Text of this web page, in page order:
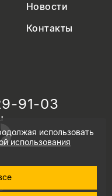
Новости
Контакты
91-03
2026
использовать
использования